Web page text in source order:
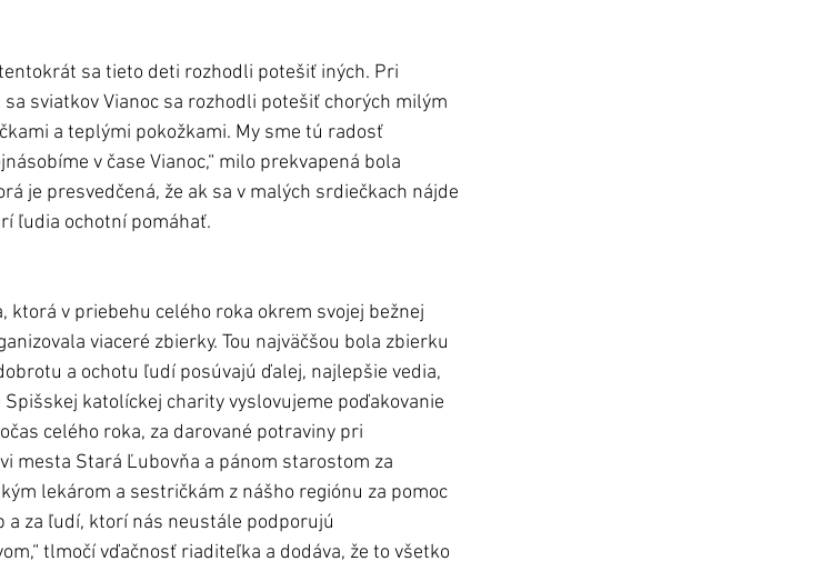
sa tieto deti rozhodli potešiť iných. Pri
sviatkov Vianoc sa rozhodli potešiť chorých milým
a teplými pokožkami. My sme tú radosť
v čase Vianoc,“ milo prekvapená bola
je presvedčená, že ak sa v malých srdiečkach nájde
ľudia ochotní pomáhať.
v priebehu celého roka okrem svojej bežnej
viaceré zbierky. Tou najväčšou bola zbierku
a ochotu ľudí posúvajú ďalej, najlepšie vedia,
Spišskej katolíckej charity vyslovujeme poďakovanie
celého roka, za darované potraviny pri
mesta Stará Ľubovňa a pánom starostom za
lekárom a sestričkám z nášho regiónu za pomoc
a za ľudí, ktorí nás neustále podporujú
tlmočí vďačnosť riaditeľka a dodáva, že to všetko